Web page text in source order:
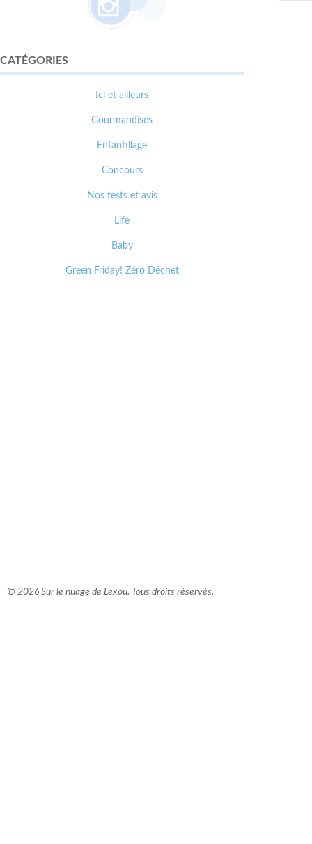
CATÉGORIES
Ici et ailleurs
Gourmandises
Enfantillage
Concours
Nos tests et avis
Life
Baby
Green Friday! Zéro Déchet
© 2026 Sur le nuage de Lexou. Tous droits réservés.